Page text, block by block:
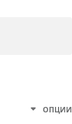
ОПЦИИ